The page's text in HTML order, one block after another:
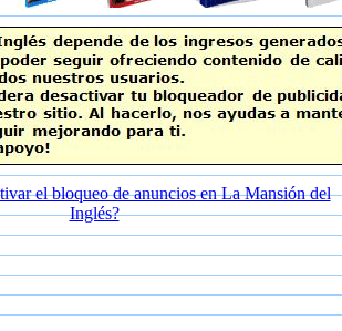
el bloqueo de anuncios en La Mansión del
Inglés?